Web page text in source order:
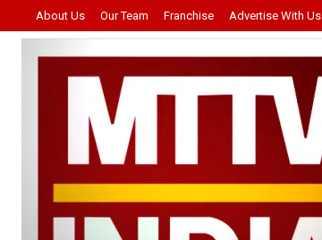
About Us Our Team Franchise Advertise With Us